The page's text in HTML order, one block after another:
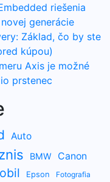
riešenia
generácie
Základ, čo by ste
kúpou)
Axis je možné
prstenec
Auto
BMW Canon
Epson
Fotografia